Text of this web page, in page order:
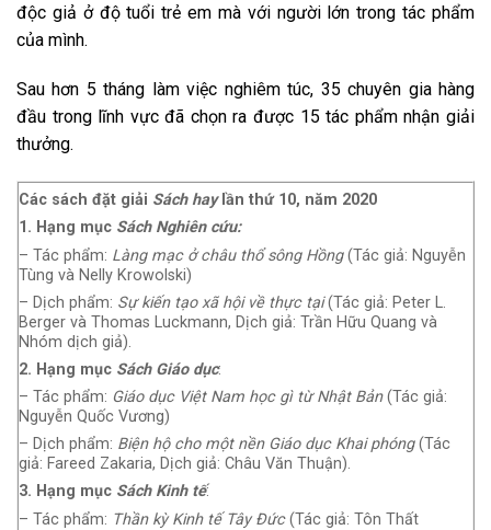
độc giả ở độ tuổi trẻ em mà với người lớn trong tác phẩm
của mình.
Sau hơn 5 tháng làm việc nghiêm túc, 35 chuyên gia hàng
đầu trong lĩnh vực đã chọn ra được 15 tác phẩm nhận giải
thưởng.
Các sách đặt giải Sách haylần thứ 10, năm 2020
1. Hạng mục Sách Nghiên cứu:
– Tác phẩm: Làng mạc ở châu thổ sông Hồng(Tác giả: Nguyễn
Tùng và Nelly Krowolski)
– Dịch phẩm: Sự kiến tạo xã hội về thực tại(Tác giả: Peter L.
Berger và Thomas Luckmann, Dịch giả: Trần Hữu Quang và
Nhóm dịch giả).
2. Hạng mục Sách Giáo dục:
– Tác phẩm: Giáo dục Việt Nam học gì từ Nhật Bản(Tác giả:
Nguyễn Quốc Vương)
– Dịch phẩm: Biện hộ cho một nền Giáo dục Khai phóng(Tác
giả: Fareed Zakaria, Dịch giả: Châu Văn Thuận).
3. Hạng mục Sách Kinh tế:
– Tác phẩm: Thần kỳ Kinh tế Tây Đức(Tác giả: Tôn Thất